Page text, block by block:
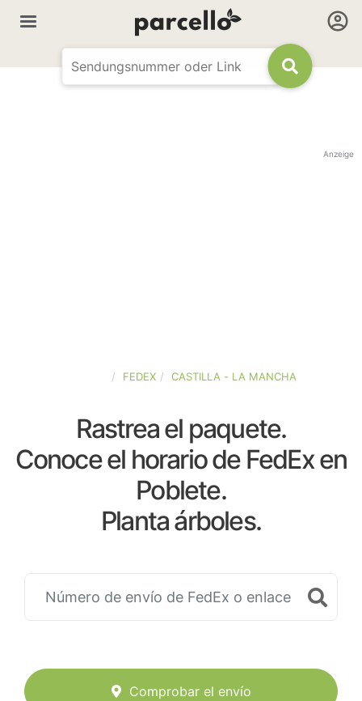
Anzeige
FEDEX CASTILLA - LA MANCHA
Rastrea el paquete.
Conoce el horario de FedEx en
Poblete.
Planta árboles.
Comprobar el envío